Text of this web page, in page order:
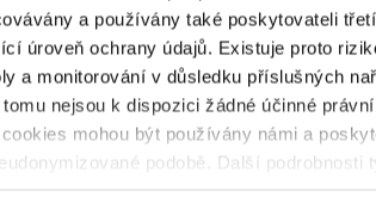
a používány také poskytovateli
úroveň ochrany údajů. Existuje proto
a monitorování v důsledku příslušných
nejsou k dispozici žádné účinné
mohou být používány námi a
podobě. Další podrobnosti
dolů